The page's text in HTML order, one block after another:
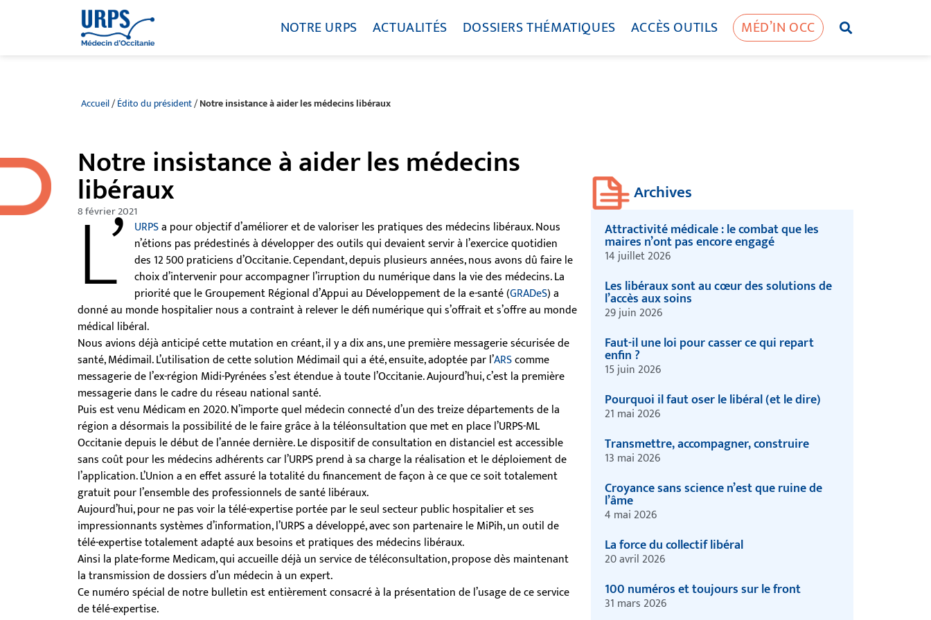
NOTRE URPS ACTUALITÉS DOSSIERS THÉMATIQUES ACCÈS OUTILS MÉD’IN OCC
Accueil/Édito du président/Notre insistance à aider les médecins libéraux
Notre insistance à aider les médecins
libéraux
8 février 2021
L’ URPSa pour objectif d’améliorer et de valoriser les pratiques des médecins libéraux. Nous
n’étions pas prédestinés à développer des outils qui devaient servir à l’exercice quotidien
des 12 500 praticiens d’Occitanie. Cependant, depuis plusieurs années, nous avons dû faire le
choix d’intervenir pour accompagner l’irruption du numérique dans la vie des médecins. La
priorité que le Groupement Régional d’Appui au Développement de la e-santé (GRADeS) a
donné au monde hospitalier nous a contraint à relever le défi numérique qui s’offrait et s’offre au monde
médical libéral.
Nous avions déjà anticipé cette mutation en créant, il y a dix ans, une première messagerie sécurisée de
santé, Médimail. L’utilisation de cette solution Médimail qui a été, ensuite, adoptée par l’ARScomme
messagerie de l’ex-région Midi-Pyrénées s’est étendue à toute l’Occitanie. Aujourd’hui, c’est la première
messagerie dans le cadre du réseau national santé.
Puis est venu Médicam en 2020. N’importe quel médecin connecté d’un des treize départements de la
région a désormais la possibilité de le faire grâce à la téléonsultation que met en place l’URPS-ML
Occitanie depuis le début de l’année dernière. Le dispositif de consultation en distanciel est accessible
sans coût pour les médecins adhérents car l’URPS prend à sa charge la réalisation et le déploiement de
l’application. L’Union a en effet assuré la totalité du financement de façon à ce que ce soit totalement
gratuit pour l’ensemble des professionnels de santé libéraux.
Aujourd’hui, pour ne pas voir la télé-expertise portée par le seul secteur public hospitalier et ses
impressionnants systèmes d’information, l’URPS a développé, avec son partenaire le MiPih, un outil de
télé-expertise totalement adapté aux besoins et pratiques des médecins libéraux.
Ainsi la plate-forme Medicam, qui accueille déjà un service de téléconsultation, propose dès maintenant
la transmission de dossiers d’un médecin à un expert.
Ce numéro spécial de notre bulletin est entièrement consacré à la présentation de l’usage de ce service
de télé-expertise.
Archives
Attractivité médicale : le combat que les
maires n’ont pas encore engagé
14 juillet 2026
Les libéraux sont au cœur des solutions de
l’accès aux soins
29 juin 2026
Faut-il une loi pour casser ce qui repart
enfin ?
15 juin 2026
Pourquoi il faut oser le libéral (et le dire)
21 mai 2026
Transmettre, accompagner, construire
13 mai 2026
Croyance sans science n’est que ruine de
l’âme
4 mai 2026
La force du collectif libéral
20 avril 2026
100 numéros et toujours sur le front
31 mars 2026